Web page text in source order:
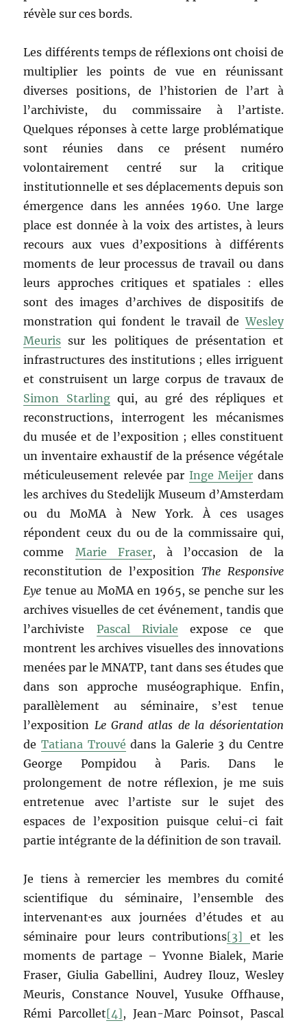
révèle sur ces bords.
Les différents temps de réflexions ont choisi de
multiplier les points de vue en réunissant
diverses positions, de l’historien de l’art à
l’archiviste, du commissaire à l’artiste.
Quelques réponses à cette large problématique
sont réunies dans ce présent numéro
volontairement centré sur la critique
institutionnelle et ses déplacements depuis son
émergence dans les années 1960. Une large
place est donnée à la voix des artistes, à leurs
recours aux vues d’expositions à différents
moments de leur processus de travail ou dans
leurs approches critiques et spatiales : elles
sont des images d’archives de dispositifs de
monstration qui fondent le travail deWesley
Meuris sur les politiques de présentation et
infrastructures des institutions ; elles irriguent
et construisent un large corpus de travaux de
Simon Starlingqui, au gré des répliques et
reconstructions, interrogent les mécanismes
du musée et de l’exposition ; elles constituent
un inventaire exhaustif de la présence végétale
méticuleusement relevée par Inge Meijer dans
les archives du Stedelijk Museum d’Amsterdam
ou du MoMA à New York. À ces usages
répondent ceux du ou de la commissaire qui,
comme Marie Fraser, à l’occasion de la
reconstitution de l’exposition The Responsive
Eye tenue au MoMA en 1965, se penche sur les
archives visuelles de cet événement, tandis que
l’archiviste Pascal Riviale expose ce que
montrent les archives visuelles des innovations
menées par le MNATP, tant dans ses études que
dans son approche muséographique. Enfin,
parallèlement au séminaire, s’est tenue
l’exposition Le Grand atlas de la désorientation
deTatiana Trouvé dans la Galerie 3 du Centre
George Pompidou à Paris. Dans le
prolongement de notre réflexion, je me suis
entretenue avec l’artiste sur le sujet des
espaces de l’exposition puisque celui-ci fait
partie intégrante de la définition de son travail.
Je tiens à remercier les membres du comité
scientifique du séminaire, l’ensemble des
intervenant·es aux journées d’études et au
séminaire pour leurs contributions[3] et les
moments de partage – Yvonne Bialek, Marie
Fraser, Giulia Gabellini, Audrey Ilouz, Wesley
Meuris, Constance Nouvel, Yusuke Offhause,
Rémi Parcollet[4], Jean-Marc Poinsot, Pascal